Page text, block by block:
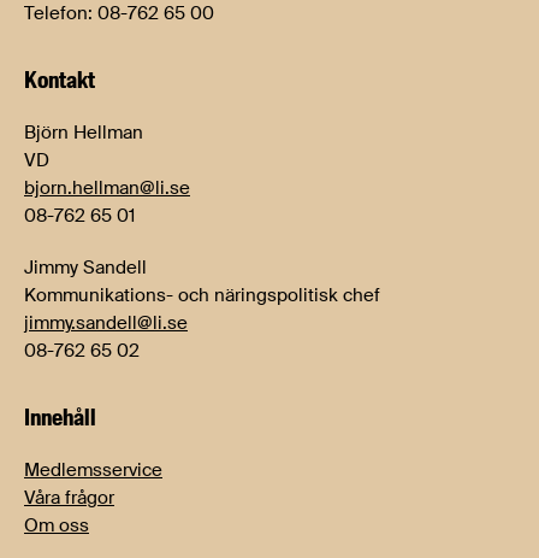
Telefon: 08-762 65 00
Kontakt
Björn Hellman
VD
bjorn.hellman@li.se
08-762 65 01
Jimmy Sandell
Kommunikations- och näringspolitisk chef
jimmy.sandell@li.se
08-762 65 02
Innehåll
Medlemsservice
Våra frågor
Om oss